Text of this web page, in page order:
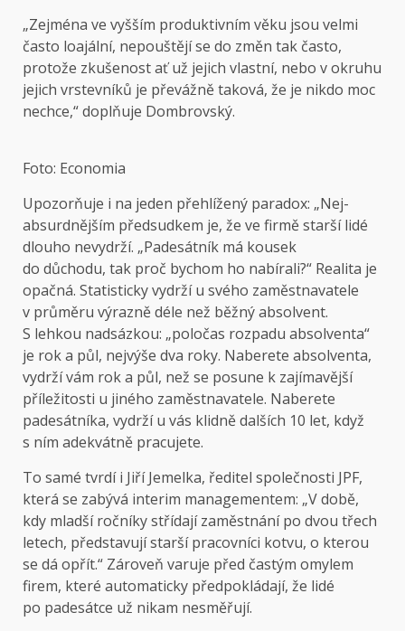
„Zejména ve vyšším produktivním věku jsou velmi
často loajální, nepouštějí se do změn tak často,
protože zkušenost ať už jejich vlastní, nebo v okruhu
jejich vrstevníků je převážně taková, že je nikdo moc
nechce,“ doplňuje Dombrovský.
Foto: Economia
Upozorňuje i na jeden přehlížený paradox: „Nej­
absurdnějším předsudkem je, že ve firmě starší lidé
dlouho nevydrží. „Padesátník má kousek
do důchodu, tak proč bychom ho nabírali?“ Realita je
opačná. Statisticky vydrží u svého zaměstnavatele
v průměru výrazně déle než běžný absolvent.
S lehkou nadsázkou: „poločas rozpadu absolventa“
je rok a půl, nejvýše dva roky. Naberete absolventa,
vydrží vám rok a půl, než se posune k zajímavější
příležitosti u jiného zaměstnavatele. Naberete
padesátníka, vydrží u vás klidně dalších 10 let, když
s ním adekvátně pracujete.
To samé tvrdí i Jiří Jemelka, ředitel společnosti JPF,
která se zabývá interim managementem: „V době,
kdy mladší ročníky střídají zaměstnání po dvou třech
letech, představují starší pracovníci kotvu, o kterou
se dá opřít.“ Zároveň varuje před častým omylem
firem, které automaticky předpokládají, že lidé
po padesátce už nikam nesměřují.